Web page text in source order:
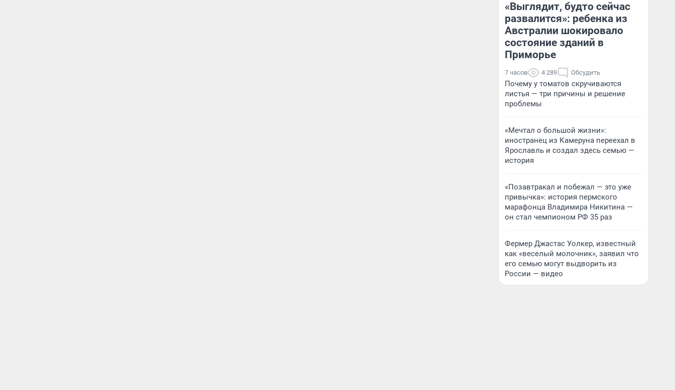
«Выглядит, будто сейчас
развалится»: ребенка из
Австралии шокировало
состояние зданий в
Приморье
7 часов 4 289 Обсудить
Почему у томатов скручиваются
листья — три причины и решение
проблемы
«Мечтал о большой жизни»:
иностранец из Камеруна переехал в
Ярославль и создал здесь семью —
история
«Позавтракал и побежал — это уже
привычка»: история пермского
марафонца Владимира Никитина —
он стал чемпионом РФ 35 раз
Фермер Джастас Уолкер, известный
как «веселый молочник», заявил что
его семью могут выдворить из
России — видео